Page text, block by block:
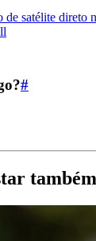
satélite direto
#
também